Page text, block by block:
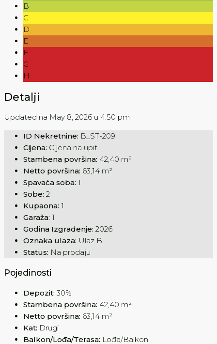
B
C
D
E
F
G
H
Detalji
Updated na May 8, 2026 u 4:50 pm
ID Nekretnine: B_ST-209
Cijena: Cijena na upit
Stambena površina: 42,40 m²
Netto površina: 63,14 m²
Spavaća soba: 1
Sobe: 2
Kupaona: 1
Garaža: 1
Godina Izgradenje: 2026
Oznaka ulaza: Ulaz B
Status: Na prodaju
Pojedinosti
Depozit: 30%
Stambena površina: 42,40 m²
Netto površina: 63,14 m²
Kat: Drugi
Balkon/Lođa/Terasa: Lođa/Balkon